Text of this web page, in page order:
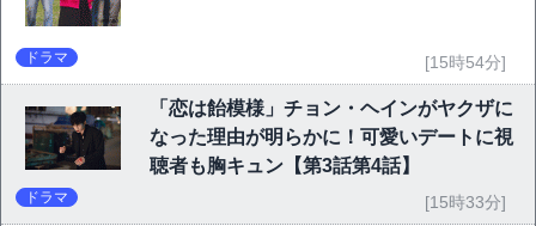
ドラマ [15時54分]
「恋は飴模様」チョン・ヘインがヤクザに
なった理由が明らかに！可愛いデートに視
聴者も胸キュン【第3話第4話】
ドラマ [15時33分]